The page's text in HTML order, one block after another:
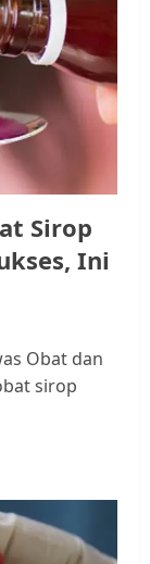
Sirop
Ini
Obat dan
sirop